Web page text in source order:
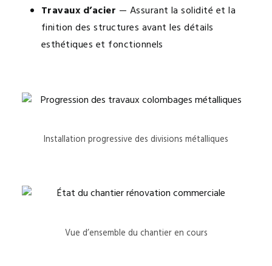
Travaux d’acier — Assurant la solidité et la
finition des structures avant les détails
esthétiques et fonctionnels
Installation progressive des divisions métalliques
Vue d’ensemble du chantier en cours